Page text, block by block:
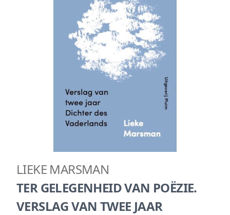
LIEKE MARSMAN
TER GELEGENHEID VAN POËZIE.
VERSLAG VAN TWEE JAAR